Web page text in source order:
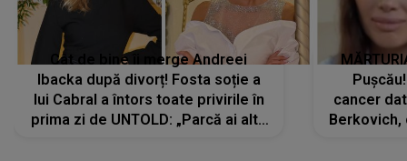
Cât de bine îi merge Andreei
Ibacka după divorț! Fosta soție a
lui Cabral a întors toate privirile în
prima zi de UNTOLD: „Parcă ai altă
cancer
Berkovich,